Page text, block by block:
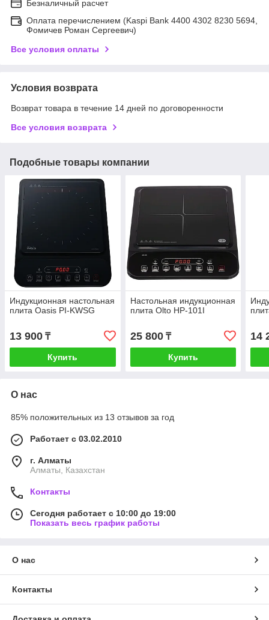
Безналичный расчет
Оплата перечислением (Kaspi Bank 4400 4302 8230 5694,
Фомичев Роман Сергеевич)
Все условия оплаты
Условия возврата
Возврат товара в течение 14 дней по договоренности
Все условия возврата
Подобные товары компании
Индукционная настольная
плита Oasis PI-KWSG
13 900 ₸
Купить
Настольная индукционная
плита Olto HP-101I
25 800₸
Купить
14
О нас
85% положительных из 13 отзывов за год
Работает с 03.02.2010
г. Алматы
Алматы, Казахстан
Контакты
Сегодня работает с 10:00 до 19:00
Показать весь график работы
О нас
Контакты